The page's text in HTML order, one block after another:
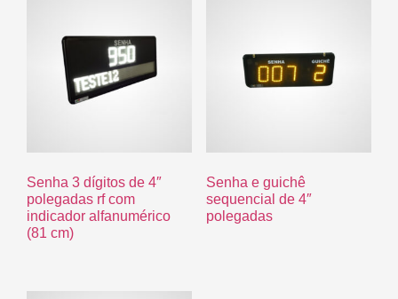
Senha 3 dígitos de 4″
polegadas rf com
indicador alfanumérico
(81 cm)
Senha e guichê
sequencial de 4″
polegadas